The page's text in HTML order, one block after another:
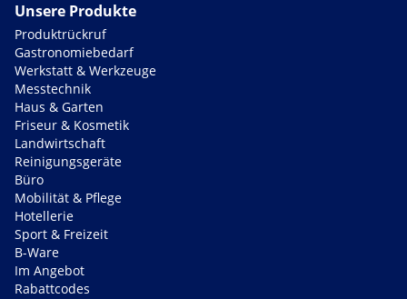
Unsere Produkte
Produktrückruf
Gastronomiebedarf
Werkstatt & Werkzeuge
Messtechnik
Haus & Garten
Friseur & Kosmetik
Landwirtschaft
Reinigungsgeräte
Büro
Mobilität & Pflege
Hotellerie
Sport & Freizeit
B-Ware
Im Angebot
Rabattcodes